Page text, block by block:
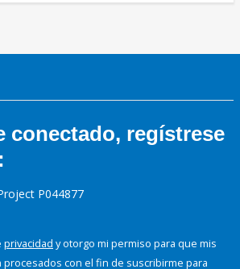
conectado, regístrese
P044877
privacidad y otorgo mi permiso para que mis
con el fin de suscribirme para